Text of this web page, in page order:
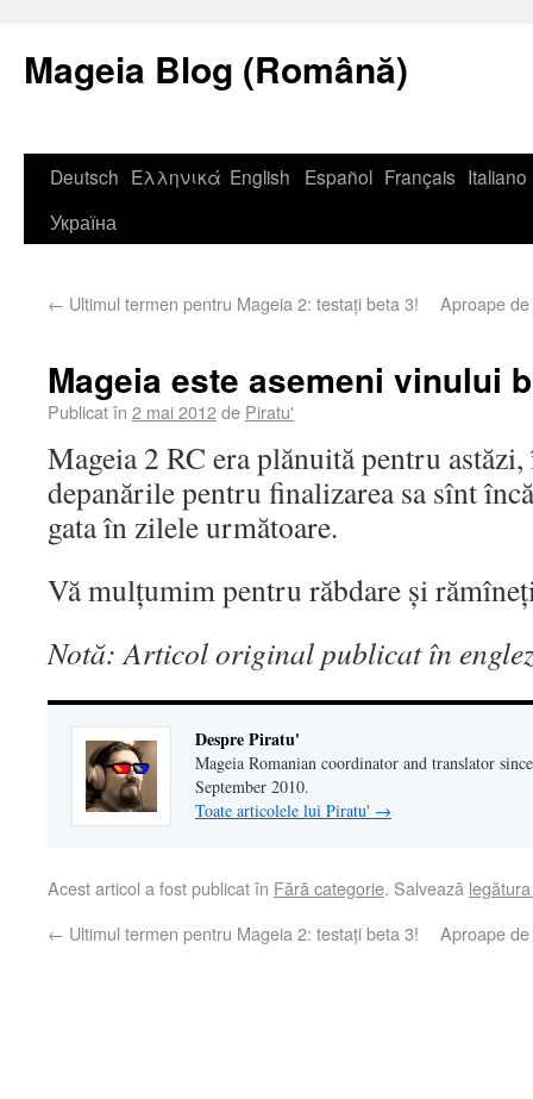
Mageia Blog (Română)
Deutsch Ελληνικά English Español Français Italiano
Україна
← Ultimul termen pentru Mageia 2: testați beta 3! Aproape
Mageia este asemeni vinului
Publicat în 2 mai 2012de Piratu'
Mageia 2 RC era plănuită pentru astăzi,
depanările pentru finalizarea sa sînt
gata în zilele următoare.
Vă mulțumim pentru răbdare și
Notă: Articol original publicat în
Despre Piratu'
Mageia Romanian coordinator and translator
September 2010.
Toate articolele lui Piratu' →
Acest articol a fost publicat în Fără categorie. Salvează
← Ultimul termen pentru Mageia 2: testați beta 3! Aproape